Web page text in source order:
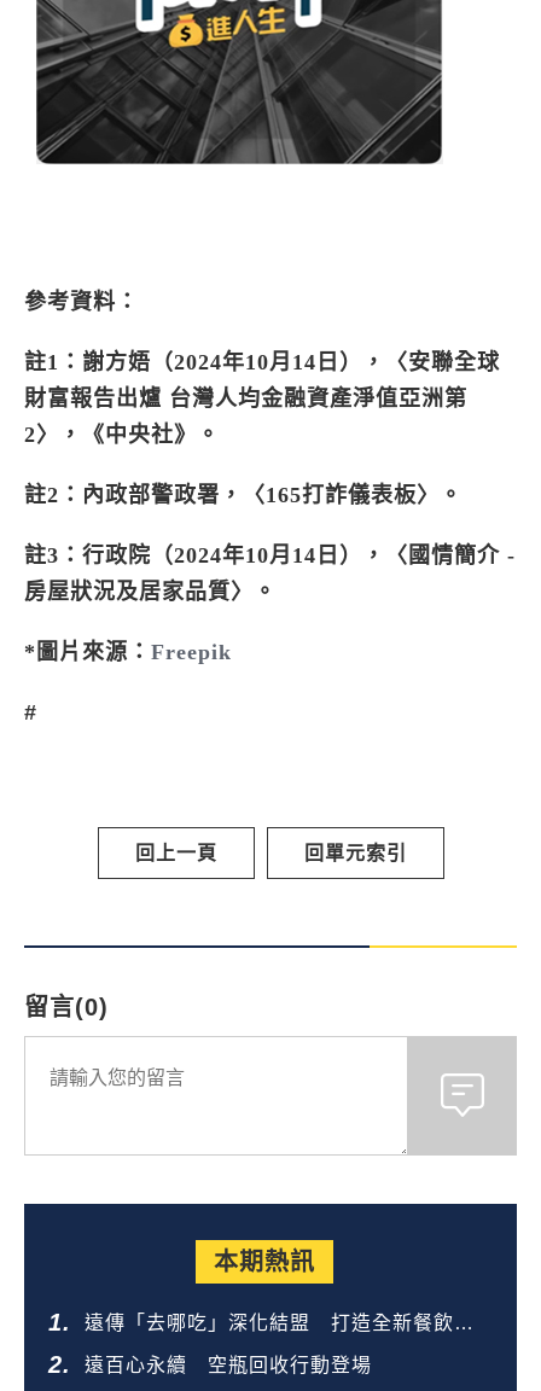
參考資料：
註1：謝方娪（2024年10月14日），〈安聯全球
財富報告出爐 台灣人均金融資產淨值亞洲第
2〉，《中央社》。
註2：內政部警政署，〈165打詐儀表板〉。
註3：行政院（2024年10月14日），〈國情簡介 -
房屋狀況及居家品質〉。
*圖片來源： Freepik
#
回上一頁 回單元索引
留言(0)
本期熱訊
遠傳「去哪吃」深化結盟 打造全新餐飲生
態圈
遠百心永續 空瓶回收行動登場